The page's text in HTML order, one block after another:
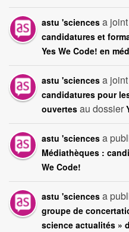
astu 'sciences a
candidatures et
Yes We Code! en
astu 'sciences a
candidatures pour
ouvertes au dossier
astu 'sciences a
Médiathèques :
We Code!
astu 'sciences a
groupe de
science actualités »